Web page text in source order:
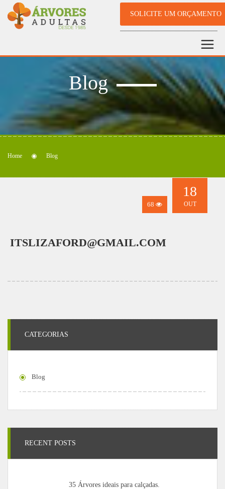
SOLICITE UM ORÇAMENTO
Blog
Home Blog
68
18
OUT
ITSLIZAFORD@GMAIL.COM
CATEGORIAS
Blog
RECENT POSTS
35 Árvores ideais para calçadas.